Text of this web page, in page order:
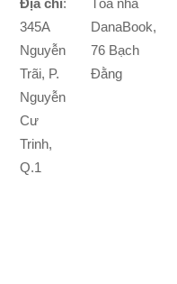
345A
Nguyễn
Trãi, P.
Nguyễn
Cư
Trinh,
Q.1
DanaBook,
76 Bạch
Đằng